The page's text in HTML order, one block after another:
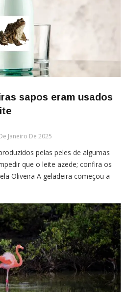
sapos eram usados
Janeiro De 2025
pelas peles de algumas
que o leite azede; confira os
Oliveira A geladeira começou a
[…]